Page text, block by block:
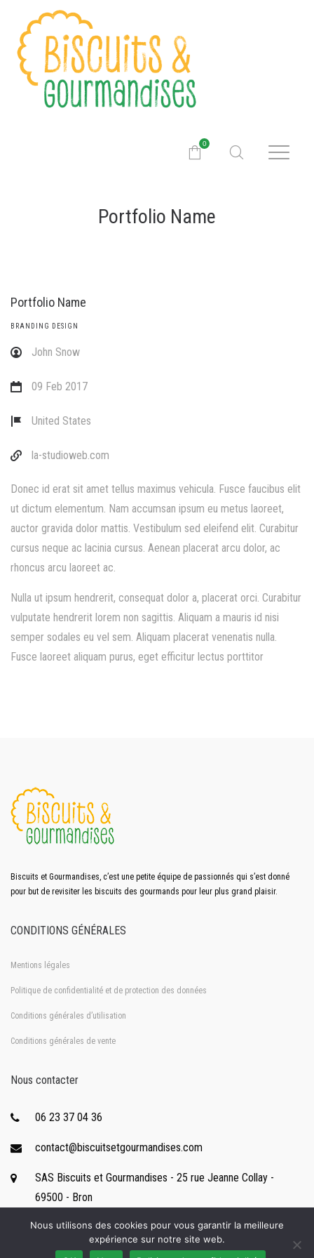
0
Portfolio Name
Portfolio Name
BRANDING DESIGN
John Snow
09 Feb 2017
United States
la-studioweb.com
Donec id erat sit amet tellus maximus vehicula. Fusce faucibus elit
ut dictum elementum. Nam accumsan ipsum eu metus laoreet,
auctor gravida dolor mattis. Vestibulum sed eleifend elit. Curabitur
cursus neque ac lacinia cursus. Aenean placerat arcu dolor, ac
rhoncus arcu laoreet ac.
Nulla ut ipsum hendrerit, consequat dolor a, placerat orci. Curabitur
vulputate hendrerit lorem non sagittis. Aliquam a mauris id nisi
semper sodales eu vel sem. Aliquam placerat venenatis nulla.
Fusce laoreet aliquam purus, eget efficitur lectus porttitor
Biscuits et Gourmandises, c’est une petite équipe de passionnés qui s’est donné
pour but de revisiter les biscuits des gourmands pour leur plus grand plaisir.
CONDITIONS GÉNÉRALES
Mentions légales
Politique de confidentialité et de protection des données
Conditions générales d’utilisation
Conditions générales de vente
Nous contacter
06 23 37 04 36
contact@biscuitsetgourmandises.com
SAS Biscuits et Gourmandises - 25 rue Jeanne Collay -
69500 - Bron
Nous utilisons des cookies pour vous garantir la meilleure
expérience sur notre site web.